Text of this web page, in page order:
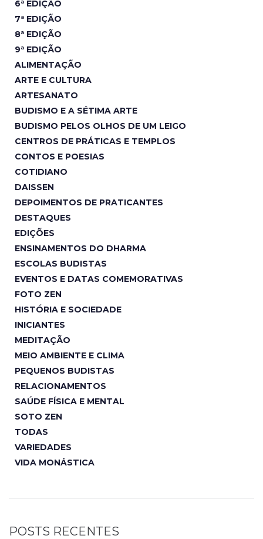
6ª EDIÇÃO
7ª EDIÇÃO
8ª EDIÇÃO
9ª EDIÇÃO
ALIMENTAÇÃO
ARTE E CULTURA
ARTESANATO
BUDISMO E A SÉTIMA ARTE
BUDISMO PELOS OLHOS DE UM LEIGO
CENTROS DE PRÁTICAS E TEMPLOS
CONTOS E POESIAS
COTIDIANO
DAISSEN
DEPOIMENTOS DE PRATICANTES
DESTAQUES
EDIÇÕES
ENSINAMENTOS DO DHARMA
ESCOLAS BUDISTAS
EVENTOS E DATAS COMEMORATIVAS
FOTO ZEN
HISTÓRIA E SOCIEDADE
INICIANTES
MEDITAÇÃO
MEIO AMBIENTE E CLIMA
PEQUENOS BUDISTAS
RELACIONAMENTOS
SAÚDE FÍSICA E MENTAL
SOTO ZEN
TODAS
VARIEDADES
VIDA MONÁSTICA
POSTS RECENTES